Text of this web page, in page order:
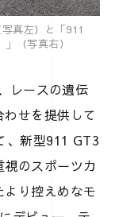
真左）と「911
（写真右）
レースの遺伝
せを提供して
、新型911 GT3
のスポーツカ
り控えめなモ